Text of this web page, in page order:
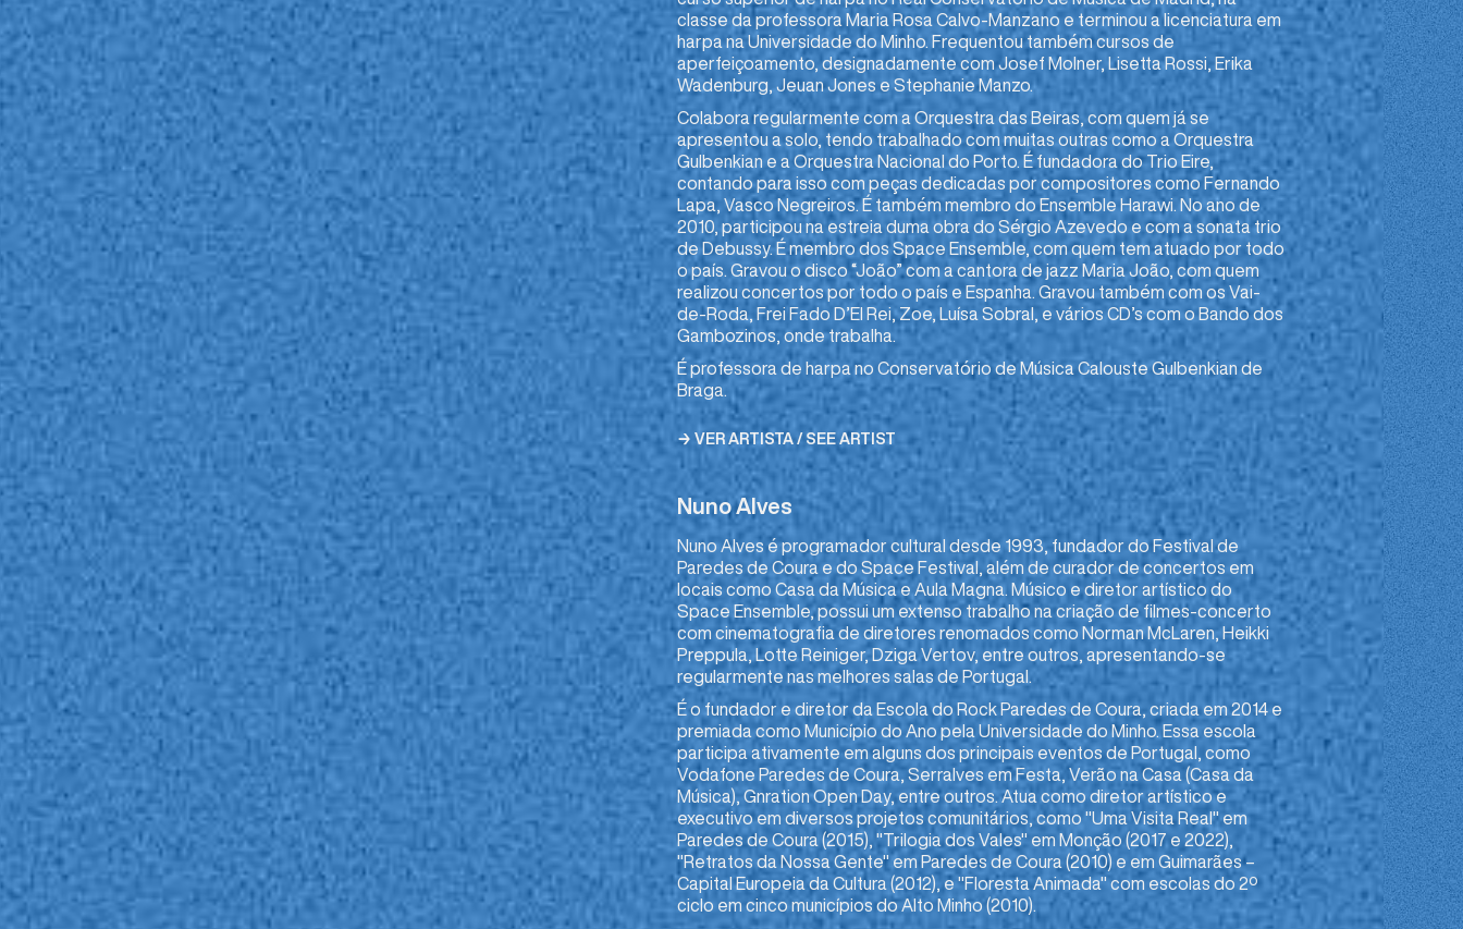
classe da professora Maria Rosa Calvo-Manzano e terminou a licenciatura em
harpa na Universidade do Minho. Frequentou também cursos de
aperfeiçoamento, designadamente com Josef Molner, Lisetta Rossi, Erika
Wadenburg, Jeuan Jones e Stephanie Manzo.
Colabora regularmente com a Orquestra das Beiras, com quem já se
apresentou a solo, tendo trabalhado com muitas outras como a Orquestra
Gulbenkian e a Orquestra Nacional do Porto. É fundadora do Trio Eire,
contando para isso com peças dedicadas por compositores como Fernando
Lapa, Vasco Negreiros. É também membro do Ensemble Harawi. No ano de
2010, participou na estreia duma obra do Sérgio Azevedo e com a sonata trio
de Debussy. É membro dos Space Ensemble, com quem tem atuado por todo
o país. Gravou o disco “João” com a cantora de jazz Maria João, com quem
realizou concertos por todo o país e Espanha. Gravou também com os Vai-
de-Roda, Frei Fado D’El Rei, Zoe, Luísa Sobral, e vários CD’s com o Bando dos
Gambozinos, onde trabalha.
É professora de harpa no Conservatório de Música Calouste Gulbenkian de
Braga.
→ VER ARTISTA / SEE ARTIST
Nuno Alves
Nuno Alves é programador cultural desde 1993, fundador do Festival de
Paredes de Coura e do Space Festival, além de curador de concertos em
locais como Casa da Música e Aula Magna. Músico e diretor artístico do
Space Ensemble, possui um extenso trabalho na criação de filmes-concerto
com cinematografia de diretores renomados como Norman McLaren, Heikki
Preppula, Lotte Reiniger, Dziga Vertov, entre outros, apresentando-se
regularmente nas melhores salas de Portugal.
É o fundador e diretor da Escola do Rock Paredes de Coura, criada em 2014 e
premiada como Município do Ano pela Universidade do Minho. Essa escola
participa ativamente em alguns dos principais eventos de Portugal, como
Vodafone Paredes de Coura, Serralves em Festa, Verão na Casa (Casa da
Música), Gnration Open Day, entre outros. Atua como diretor artístico e
executivo em diversos projetos comunitários, como "Uma Visita Real" em
Paredes de Coura (2015), "Trilogia dos Vales" em Monção (2017 e 2022),
"Retratos da Nossa Gente" em Paredes de Coura (2010) e em Guimarães –
Capital Europeia da Cultura (2012), e "Floresta Animada" com escolas do 2º
ciclo em cinco municípios do Alto Minho (2010).